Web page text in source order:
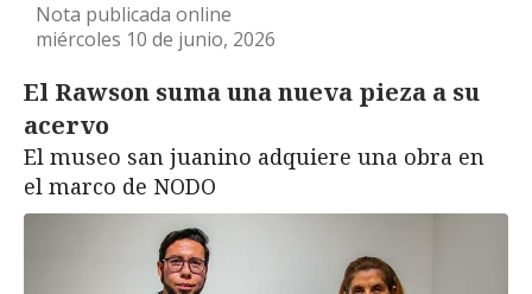
Nota publicada online
miércoles 10 de junio, 2026
El Rawson suma una nueva pieza a su
acervo
El museo san juanino adquiere una obra en
el marco de NODO